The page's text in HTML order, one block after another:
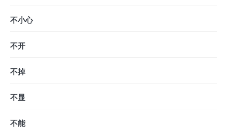
不小心
不开
不掉
不显
不能